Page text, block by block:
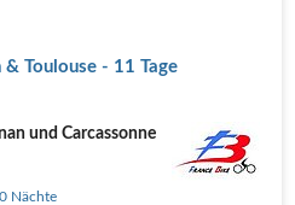
Toulouse - 11 Tage
Nächte